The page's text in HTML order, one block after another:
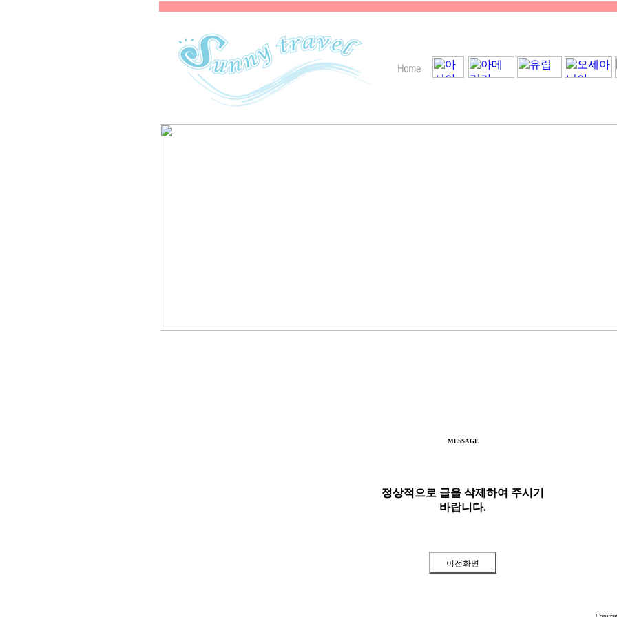
MESSAGE
정상적으로 글을 삭제하여 주시기
바랍니다.